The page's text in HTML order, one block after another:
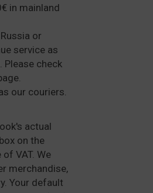
in mainland
or
service as
Please check
our couriers.
actual
on the
VAT. We
merchandise,
Your default